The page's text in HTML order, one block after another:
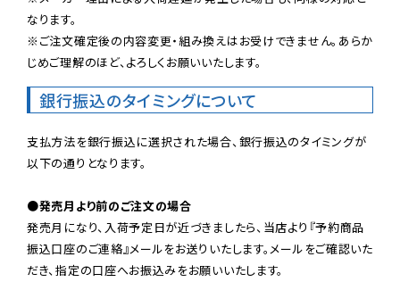
なります。
※ご注文確定後の内容変更・組み換えはお受けできません。あらか
じめご理解のほど、よろしくお願いいたします。
銀行振込のタイミングについて
支払方法を銀行振込に選択された場合、銀行振込のタイミングが
以下の通りとなります。
●発売月より前のご注文の場合
発売月になり、入荷予定日が近づきましたら、当店より『予約商品
振込口座のご連絡』メールをお送りいたします。メールをご確認いた
だき、指定の口座へお振込みをお願いいたします。